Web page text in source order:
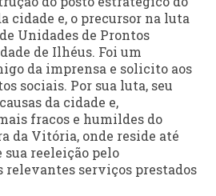
cidade e, o precursor na luta
Unidades de Prontos
de Ilhéus. Foi um
da imprensa e solicito aos
sociais. Por sua luta, seu
da cidade e,
fracos e humildes do
da Vitória, onde reside até
sua reeleição pelo
relevantes serviços prestados